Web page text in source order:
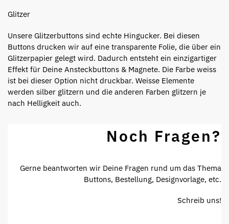
Glitzer
Unsere Glitzerbuttons sind echte Hingucker. Bei diesen
Buttons drucken wir auf eine transparente Folie, die über ein
Glitzerpapier gelegt wird. Dadurch entsteht ein einzigartiger
Effekt für Deine Ansteckbuttons & Magnete. Die Farbe weiss
ist bei dieser Option nicht druckbar. Weisse Elemente
werden silber glitzern und die anderen Farben glitzern je
nach Helligkeit auch.
Noch Fragen?
Gerne beantworten wir Deine Fragen rund um das Thema
Buttons, Bestellung, Designvorlage, etc.
Schreib uns!